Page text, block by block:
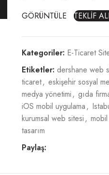
GÖRÜNTÜLE
TEKLİF
Kategoriler: E-Ticaret
Etiketler: dershane web
ticaret, eskişehir sosyal
medya yönetimi, gıda
iOS mobil uygulama,
kurumsal web sitesi,
tasarım
Paylaş: